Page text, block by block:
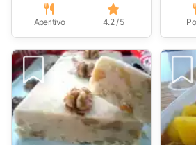
Aperitivo 4.2 / 5